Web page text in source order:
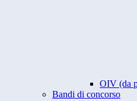
OIV (da
Bandi di concorso